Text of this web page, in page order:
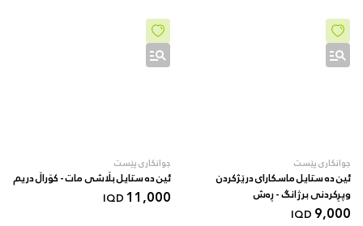
جوانکاری پێست
ئین دە ستایل ماسکارای درێژکردن
وپڕکردنی برژانگ - ڕەش
9,000
IQD
جوانکاری پێست
ئین دە ستایل بڵاشی مات - کۆراڵ دریم
11,000
IQD